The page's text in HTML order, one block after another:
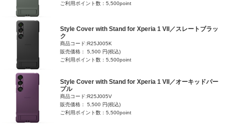
ご利用ポイント数：5,500point
Style Cover with Stand for Xperia 1 VII／スレートブラッ
ク
商品コード:R25J005K
販売価格： 5,500 円(税込)
ご利用ポイント数：5,500point
Style Cover with Stand for Xperia 1 VII／オーキッドパー
プル
商品コード:R25J005V
販売価格： 5,500 円(税込)
ご利用ポイント数：5,500point